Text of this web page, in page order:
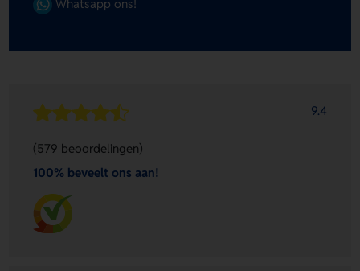
Whatsapp ons!
9.4
(579 beoordelingen)
100% beveelt ons aan!